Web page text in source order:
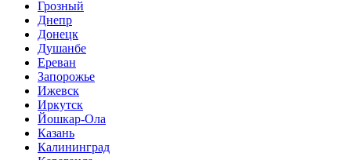
Грозный
Днепр
Донецк
Душанбе
Ереван
Запорожье
Ижевск
Иркутск
Йошкар-Ола
Казань
Калининград